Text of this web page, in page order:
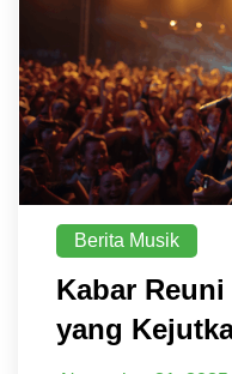
Berita Musik
Kabar
yang